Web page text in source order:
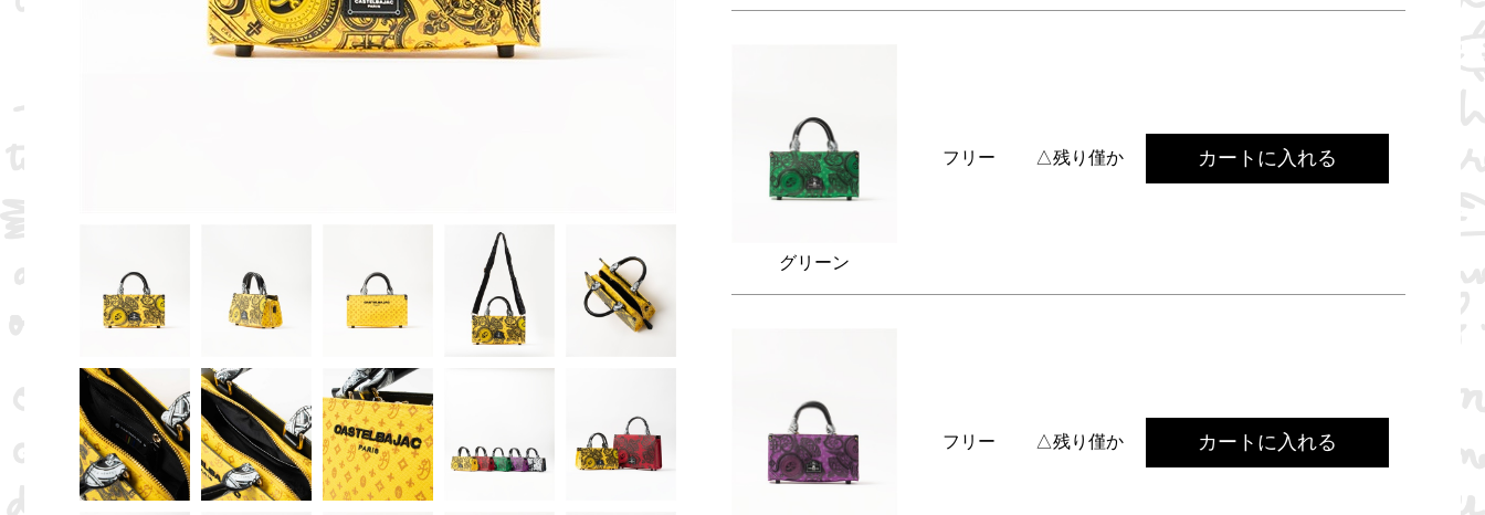
グリーン
フリー △残り僅か カートに入れる
フリー △残り僅か カートに入れる